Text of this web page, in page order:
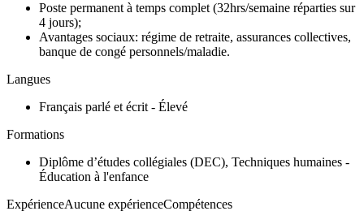
Poste permanent à temps complet (32hrs/semaine réparties sur
4 jours);
Avantages sociaux: régime de retraite, assurances collectives,
banque de congé personnels/maladie.
Langues
Français parlé et écrit - Élevé
Formations
Diplôme d’études collégiales (DEC), Techniques humaines -
Éducation à l'enfance
ExpérienceAucune expérienceCompétences